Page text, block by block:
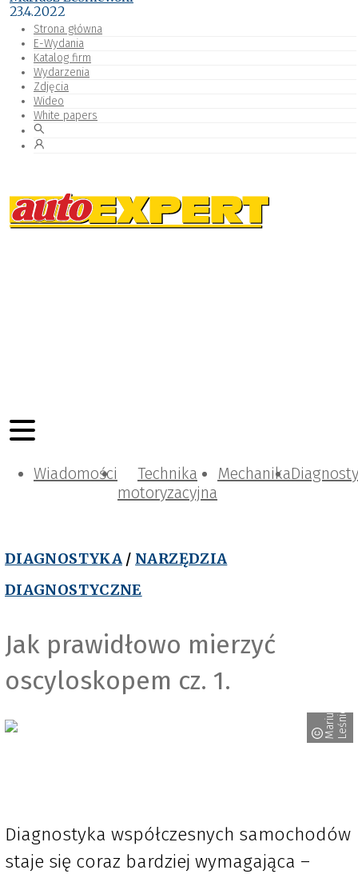
Strona główna
E-Wydania
Katalog firm
Wydarzenia
Zdjęcia
Wideo
White papers
Wiadomości
Technika
motoryzacyjna
Mechanika
DIAGNOSTYKA / NARZĘDZIA
DIAGNOSTYCZNE
Jak prawidłowo mierzyć
oscyloskopem cz. 1.
M
a
r
i
u
s
z
L
e
ś
n
i
e
w
s
ki
23.4.2022
Diagnostyka współczesnych samochodów
staje się coraz bardziej wymagająca –